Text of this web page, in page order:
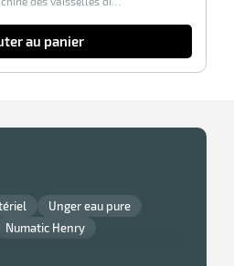
au panier
Unger eau pure
Numatic Henry